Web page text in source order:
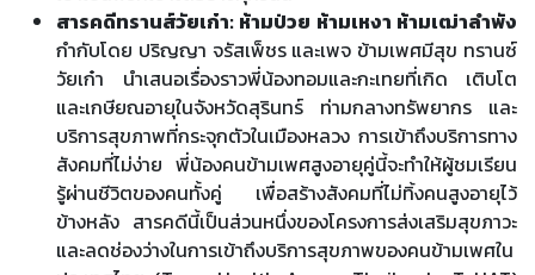
สารคดีทรานส์วัยเก๋า: ห้ามป่วย ห้ามเหงา ห้ามเฒ่าลำพัง
กำกับโดย ปริญญา จรัสเพ็ชร และเพจ ข้ามเพศมีสุข ทรานซ์
วัยเก๋า นำเสนอเรื่องราวพี่น้องทอมและกะเทยที่เกิด เติบโต
และเกษียณอายุในจังหวัดสุรินทร์ ท่ามกลางทรัพยากร และ
บริการสุขภาพที่กระจุกตัวในเมืองหลวง การเข้าถึงบริการทาง
สังคมที่ไม่ง่าย พี่น้องคนข้ามเพศสูงอายุคู่นี้จะทำให้ผู้ชมเรียน
รู้ผ่านชีวิตของคนทั้งคู่ เพื่อสร้างสังคมที่ไม่ทิ้งคนสูงอายุไว้
ข้างหลัง สารคดีนี้เป็นส่วนหนึ่งของโครงการส่งเสริมสุขภาวะ
และลดช่องว่างในการเข้าถึงบริการสุขภาพของคนข้ามเพศใน